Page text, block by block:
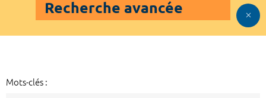
Recherche avancée
Mots-clés :